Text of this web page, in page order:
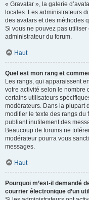
« Gravatar », la galerie
locales. Les administrateurs
des avatars et des méthodes
Si vous ne pouvez pas utiliser
administrateur du forum.
Haut
Quel est mon rang et
Les rangs, qui apparaissent
votre activité selon le nombre
certains utilisateurs
modérateurs. Dans la plupart
modifier le texte des rangs du
publiant inutilement des
Beaucoup de forums ne
modérateur pourra vous
messages.
Haut
Pourquoi m’est-il demandé
courrier électronique d’un